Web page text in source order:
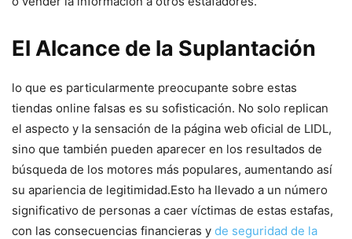
El Alcance de la Suplantación
lo que es particularmente preocupante sobre estas
tiendas online falsas es su sofisticación. No solo replican
el aspecto y la sensación de la página web oficial de LIDL,
sino que también pueden aparecer en los resultados de
búsqueda de los motores más populares, aumentando así
su apariencia de legitimidad.Esto ha llevado a un número
significativo de personas a caer víctimas de estas estafas,
con las consecuencias financieras y de seguridad de la